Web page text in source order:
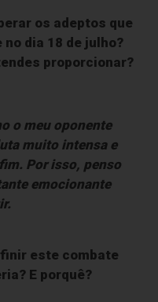
os adeptos que
dia 18 de julho?
proporcionar?
o meu oponente
muito intensa e
Por isso, penso
emocionante
este combate
E porquê?